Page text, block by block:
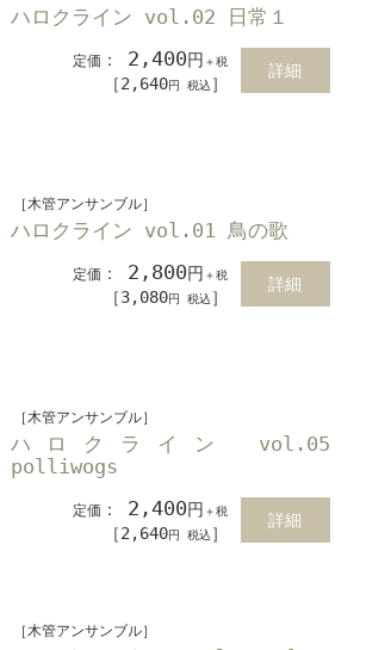
ハロクライン vol.02 日常１
定価 ： 2,400円 ＋税
［2,640円 税込 ］
詳細
［木管アンサンブル］
ハロクライン vol.01 鳥の歌
定価 ： 2,800円 ＋税
［3,080円 税込 ］
詳細
［木管アンサンブル］
ハロクライン vol.05
polliwogs
定価 ： 2,400円 ＋税
［2,640円 税込 ］
詳細
［木管アンサンブル］